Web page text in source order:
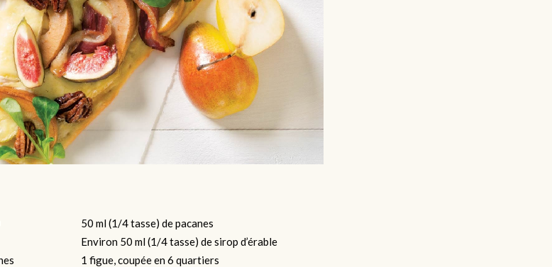
50 ml (1/4 tasse) de pacanes
Environ 50 ml (1/4 tasse) de sirop d’érable
1 figue, coupée en 6 quartiers